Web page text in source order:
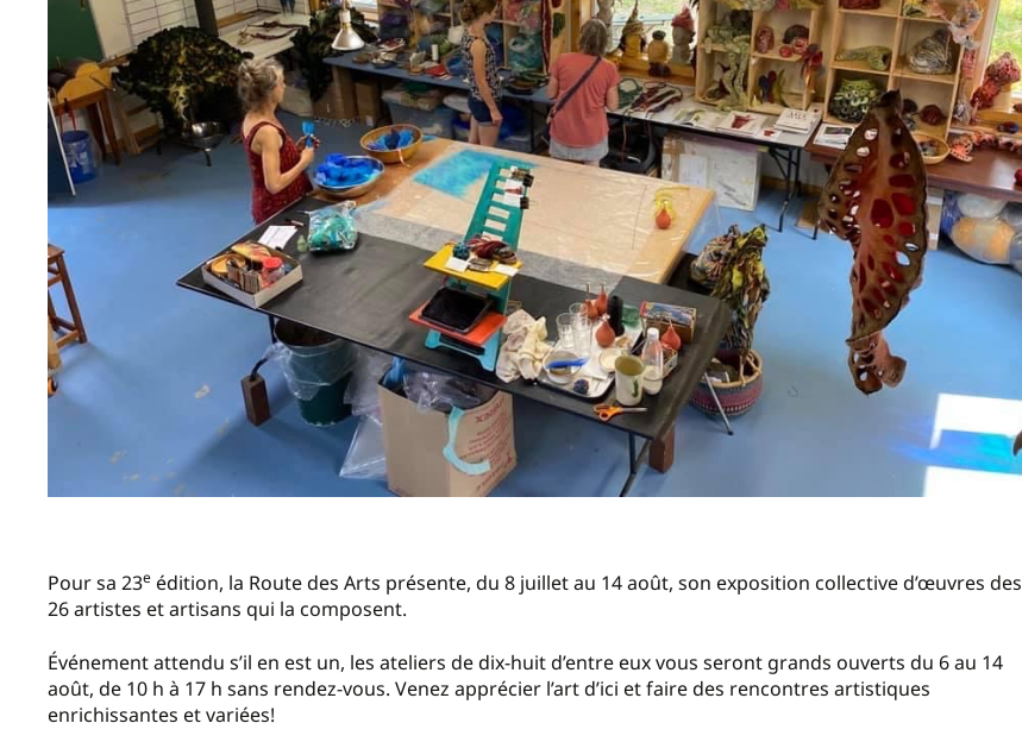
Pour sa 23e édition, la Route des Arts présente, du 8 juillet au 14 août, son exposition collective d’œuvres des
26 artistes et artisans qui la composent.
Événement attendu s’il en est un, les ateliers de dix-huit d’entre eux vous seront grands ouverts du 6 au 14
août, de 10 h à 17 h sans rendez-vous. Venez apprécier l’art d’ici et faire des rencontres artistiques
enrichissantes et variées!